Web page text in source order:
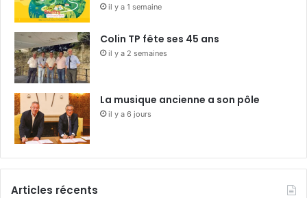
il y a 1 semaine
Colin TP fête ses 45 ans
il y a 2 semaines
La musique ancienne a son pôle
il y a 6 jours
Articles récents